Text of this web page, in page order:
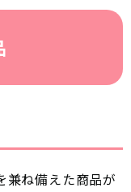
兼ね備えた商品が